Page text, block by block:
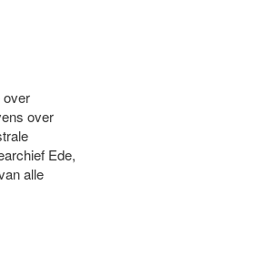
over
over
Ede,
alle